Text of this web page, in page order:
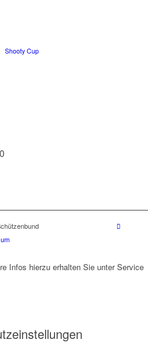
Shooty Cup
Infos hierzu erhalten Sie unter Service